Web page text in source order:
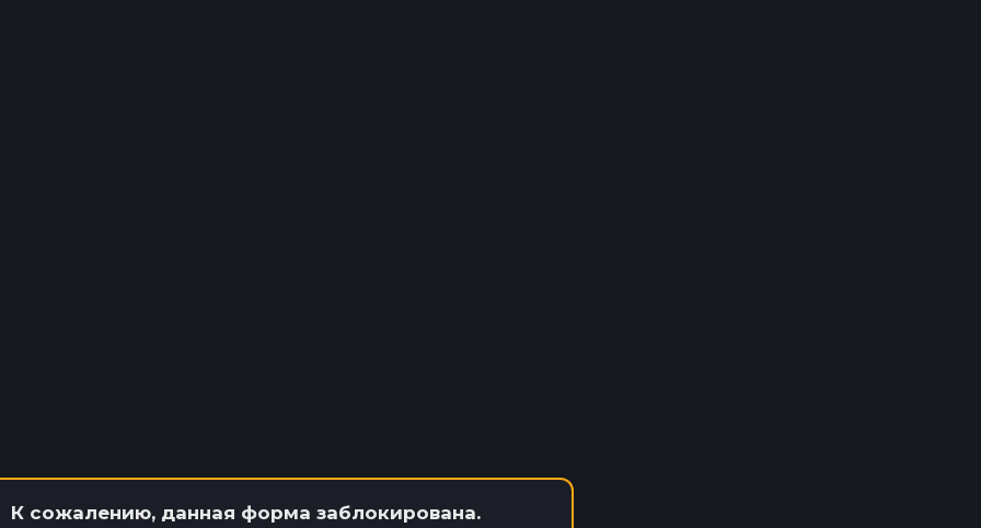
К сожалению, данная форма заблокирована.